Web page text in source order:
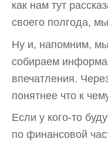
как нам тут
своего полгода,
Ну и, напомним,
собираем
впечатления.
понятнее что к
Если у кого-то
по финансовой